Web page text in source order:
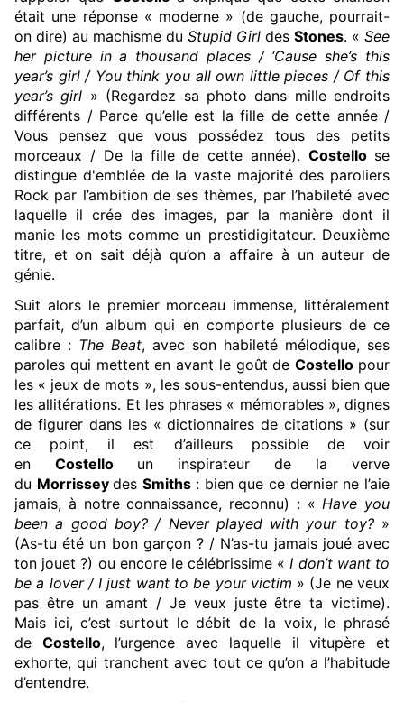
était une réponse « moderne » (de gauche, pourrait-
on dire) au machisme du Stupid Girl des Stones. « See
her picture in a thousand places / ‘Cause she’s this
year’s girl / You think you all own little pieces / Of this
year’s girl » (Regardez sa photo dans mille endroits
différents / Parce qu’elle est la fille de cette année /
Vous pensez que vous possédez tous des petits
morceaux / De la fille de cette année). Costello se
distingue d'emblée de la vaste majorité des paroliers
Rock par l’ambition de ses thèmes, par l’habileté avec
laquelle il crée des images, par la manière dont il
manie les mots comme un prestidigitateur. Deuxième
titre, et on sait déjà qu’on a affaire à un auteur de
génie.
Suit alors le premier morceau immense, littéralement
parfait, d’un album qui en comporte plusieurs de ce
calibre : The Beat, avec son habileté mélodique, ses
paroles qui mettent en avant le goût de Costello pour
les « jeux de mots », les sous-entendus, aussi bien que
les allitérations. Et les phrases « mémorables », dignes
de figurer dans les « dictionnaires de citations » (sur
ce point, il est d’ailleurs possible de voir
en
Costello
un inspirateur de la verve
du Morrissey des Smiths : bien que ce dernier ne l’aie
jamais, à notre connaissance, reconnu) : « Have you
been a good boy? / Never played with your toy? »
(As-tu été un bon garçon ? / N’as-tu jamais joué avec
ton jouet ?) ou encore le célébrissime « I don’t want to
be a lover / I just want to be your victim » (Je ne veux
pas être un amant / Je veux juste être ta victime).
Mais ici, c’est surtout le débit de la voix, le phrasé
de Costello, l’urgence avec laquelle il vitupère et
exhorte, qui tranchent avec tout ce qu’on a l’habitude
d’entendre.